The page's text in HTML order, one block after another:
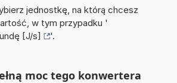
jednostkę, na którą chcesz
w tym przypadku '
[J/s]
'.
moc tego konwertera